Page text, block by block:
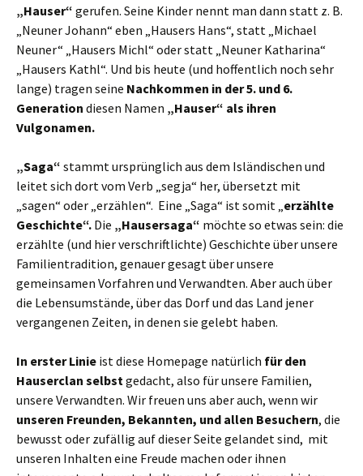
„Hauser“ gerufen. Seine Kinder nennt man dann statt z. B.
„Neuner Johann“ eben „Hausers Hans“, statt „Michael
Neuner“ „Hausers Michl“ oder statt „Neuner Katharina“
„Hausers Kathl“. Und bis heute (und hoffentlich noch sehr
lange) tragen seine Nachkommen in der 5. und 6.
Generation diesen Namen „Hauser“ als ihren
Vulgonamen.
„Saga“ stammt ursprünglich aus dem Isländischen und
leitet sich dort vom Verb „segja“ her, übersetzt mit
„sagen“ oder „erzählen“. Eine „Saga“ ist somit „erzählte
Geschichte“. Die „Hausersaga“ möchte so etwas sein: die
erzählte (und hier verschriftlichte) Geschichte über unsere
Familientradition, genauer gesagt über unsere
gemeinsamen Vorfahren und Verwandten. Aber auch über
die Lebensumstände, über das Dorf und das Land jener
vergangenen Zeiten, in denen sie gelebt haben.
In erster Linie ist diese Homepage natürlich für den
Hauserclan selbstgedacht, also für unsere Familien,
unsere Verwandten. Wir freuen uns aber auch, wenn wir
unseren Freunden, Bekannten, und allen Besuchern, die
bewusst oder zufällig auf dieser Seite gelandet sind, mit
unseren Inhalten eine Freude machen oder ihnen